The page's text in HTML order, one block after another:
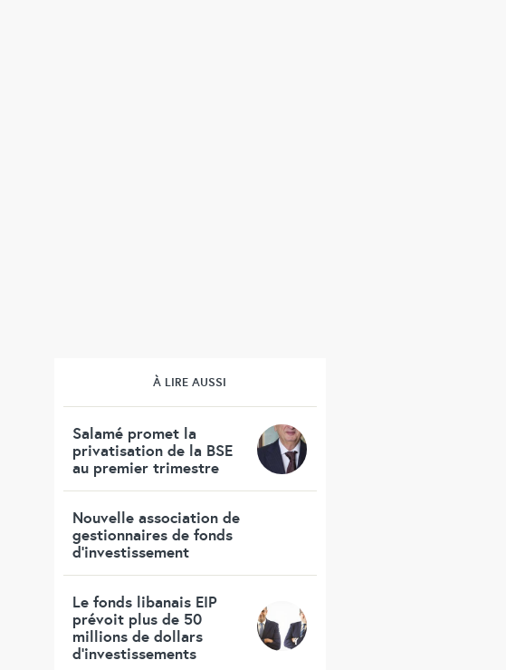
À LIRE AUSSI
Salamé promet la
privatisation de la BSE
au premier trimestre
Nouvelle association de
gestionnaires de fonds
d’investissement
Le fonds libanais EIP
prévoit plus de 50
millions de dollars
d'investissements